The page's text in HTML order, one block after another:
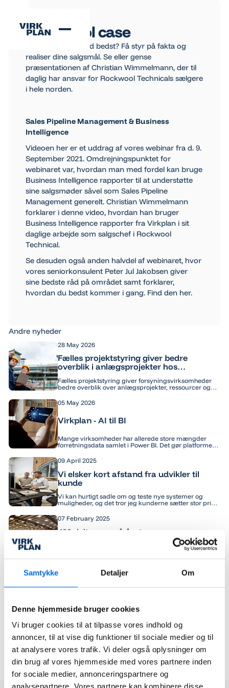
Samtykke Detaljer Om
Denne hjemmeside bruger cookies
Vi bruger cookies til at tilpasse vores indhold og
annoncer, til at vise dig funktioner til sociale medier og til
at analysere vores trafik. Vi deler også oplysninger om
din brug af vores hjemmeside med vores partnere inden
for sociale medier, annonceringspartnere og
Rockwool case
Webinar: Hvem ved bedst? Få styr på fakta og
realiser dine salgsmål. Se eller gense
præsentationen af Christian Wimmelmann, der til
daglig har ansvar for Rockwool Technicals sælgere
i hele norden.
Sales Pipeline Management & Business
Intelligence
Videoen her er et uddrag af vores webinar fra d. 9.
September 2021. Omdrejningspunktet for
webinaret var, hvordan man med fordel kan bruge
Business Intelligence rapporter til at understøtte
sine salgsmøder såvel som Sales Pipeline
Management generelt. Christian Wimmelmann
forklarer i denne video, hvordan han bruger
Business Intelligence rapporter fra Virkplan i sit
daglige arbejde som salgschef i Rockwool
Technical.
Se desuden også anden halvdel af webinaret, hvor
vores seniorkonsulent Peter Jul Jakobsen giver
sine bedste råd på området samt forklarer,
hvordan du bedst kommer i gang. Find den her.
Andre nyheder
28 May 2026
Fælles projektstyring giver bedre
overblik i anlægsprojekter hos
Fælles projektstyring giver forsyningsvirksomheder
bedre overblik over anlægsprojekter, ressourcer og
koordinering, samarbejde og datadrevet
projektledelse.
05 May 2026
Virkplan - AI til BI
Mange virksomheder har allerede store mængder
forretningsdata samlet i Power BI. Det gør platformen
AI direkte i rapporteringen.Hos Virkplan har vi
udviklet en model for AI til BI, hvor brugere kan stille
spørgsmål direkte i deres Power BI-rapporter – og få
svar baseret på virksomhedens egne data.
09 April 2025
Vi elsker kort afstand fra udvikler til
kunde
Vi kan hurtigt sadle om og teste nye systemer og
muligheder, og det tror jeg kunderne sætter stor pris
07 February 2025
400 deltagere på årets
deltagere fra både offentlige og private virksomheder
Konferencen blev en stor succes og Lars Jul Jakobsen
at gentage succesen i 2026.
22 January 2025
Enorme besparelser med
Automatisering med værktøjer som RPA og AI giver
”personlige elektroniske assistent” som kan
29 November 2024
Har du også talt med en IT-mand der
Det er der mange der har, og derfor er det blevet et
mantra for Virkplan, at vi hurtigt skal forstå vores
kunder og deres forretning. Derfor ansætter vi også